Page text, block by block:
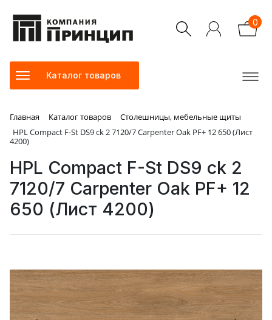
0
Каталог товаров
Главная Каталог товаров
Столешницы, мебельные щиты
HPL Compact F-St DS9 ck 2 7120/7 Carpenter Oak PF+ 12 650 (Лист
4200)
HPL Compact F-St DS9 ck 2
7120/7 Carpenter Oak PF+ 12
650 (Лист 4200)